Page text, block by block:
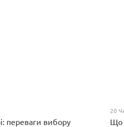
переваги вибору
20
Що